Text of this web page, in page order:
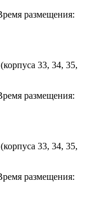
размещения:
33, 34, 35,
размещения:
33, 34, 35,
размещения: